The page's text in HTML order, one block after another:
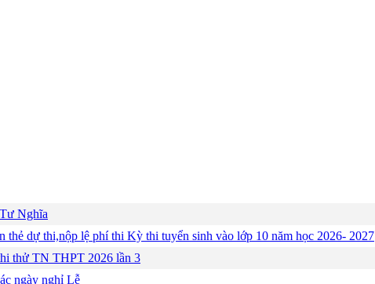
Nghĩa
thẻ dự thi,nộp lệ phí thi Kỳ thi tuyển sinh vào lớp 10 năm học 2026- 2027
thử TN THPT 2026 lần 3
ngày nghỉ Lễ